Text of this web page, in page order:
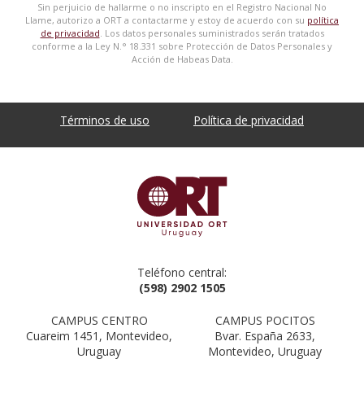
Sin perjuicio de hallarme o no inscripto en el Registro Nacional No
Llame, autorizo a ORT a contactarme y estoy de acuerdo con su política
de privacidad. Los datos personales suministrados serán tratados
conforme a la Ley N.° 18.331 sobre Protección de Datos Personales y
Acción de Habeas Data.
Términos de uso Política de privacidad
Teléfono central:
(598) 2902 1505
CAMPUS CENTRO
Cuareim 1451, Montevideo,
Uruguay
CAMPUS POCITOS
Bvar. España 2633,
Montevideo, Uruguay